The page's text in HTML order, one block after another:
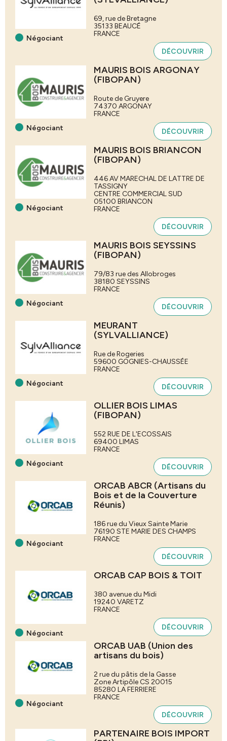
Négociant
69, rue de Bretagne
35133 BEAUCÉ
FRANCE
DÉCOUVRIR
Négociant
MAURIS BOIS ARGONAY
(FIBOPAN)
Route de Gruyere
74370 ARGONAY
FRANCE
DÉCOUVRIR
Négociant
MAURIS BOIS BRIANCON
(FIBOPAN)
446 AV MARECHAL DE LATTRE DE
TASSIGNY
CENTRE COMMERCIAL SUD
05100 BRIANCON
FRANCE
DÉCOUVRIR
Négociant
MAURIS BOIS SEYSSINS
(FIBOPAN)
79/83 rue des Allobroges
38180 SEYSSINS
FRANCE
DÉCOUVRIR
Négociant
MEURANT
(SYLVALLIANCE)
Rue de Rogeries
59600 GOGNIES-CHAUSSÉE
FRANCE
DÉCOUVRIR
Négociant
OLLIER BOIS LIMAS
(FIBOPAN)
552 RUE DE L'ECOSSAIS
69400 LIMAS
FRANCE
DÉCOUVRIR
Négociant
ORCAB ABCR (Artisans du
Bois et de la Couverture
Réunis)
186 rue du Vieux Sainte Marie
76190 STE MARIE DES CHAMPS
FRANCE
DÉCOUVRIR
Négociant
ORCAB CAP BOIS & TOIT
380 avenue du Midi
19240 VARETZ
FRANCE
DÉCOUVRIR
Négociant
ORCAB UAB (Union des
artisans du bois)
2 rue du pâtis de la Gasse
Zone Artipôle CS 20015
85280 LA FERRIERE
FRANCE
DÉCOUVRIR
PARTENAIRE BOIS IMPORT